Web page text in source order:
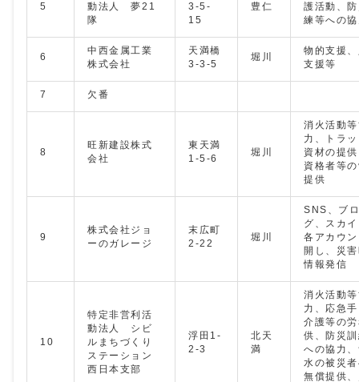
5
動法人 夢21
隊
3-5-
15
豊仁
護活動、
練等への
6
中西金属工業
株式会社
天満橋
3-3-5
堀川
物的支援
支援等
7 欠番
8
旺新建設株式
会社
東天満
1-5-6
堀川
消火活動
力、トラ
資材の提
資格者等
提供
9
株式会社ジョ
ーのガレージ
末広町
2-22
堀川
SNS、ブ
グ、スカ
各アカウ
開し、災
情報発信
10
特定非営利活
動法人 シビ
ルまちづくり
ステーション
西日本支部
浮田1-
2-3
北天
満
消火活動
力、応急
介護等の
供、防災
への協力
水の被災
無償提供